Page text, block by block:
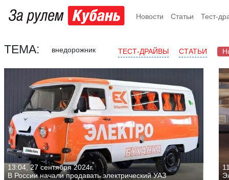
Новости Статьи Тест-
ТЕМА: внедорожник ТЕСТ-ДРАЙВЫ СТАТЬИ
13:04, 27 сентября 2024г.
В России начали продавать электрический УАЗ